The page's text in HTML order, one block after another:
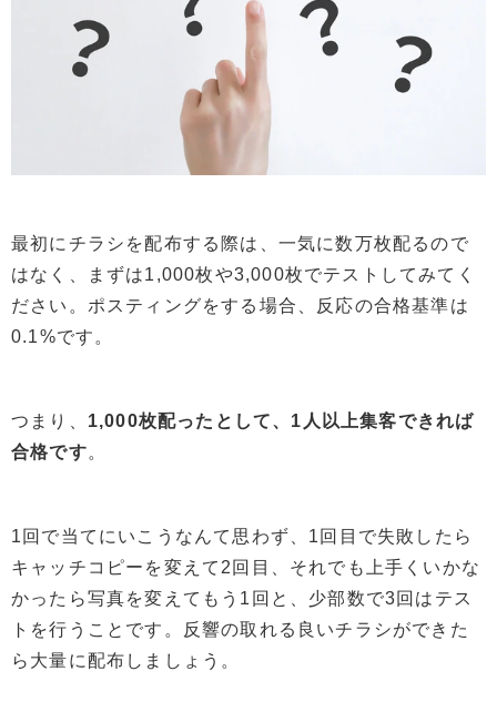
最初にチラシを配布する際は、一気に数万枚配るので
はなく、まずは1,000枚や3,000枚でテストしてみてく
ださい。ポスティングをする場合、反応の合格基準は
0.1%です。
つまり、 1,000枚配ったとして、1人以上集客できれば
合格です。
1回で当てにいこうなんて思わず、1回目で失敗したら
キャッチコピーを変えて2回目、それでも上手くいかな
かったら写真を変えてもう1回と、少部数で3回はテス
トを行うことです。反響の取れる良いチラシができた
ら大量に配布しましょう。